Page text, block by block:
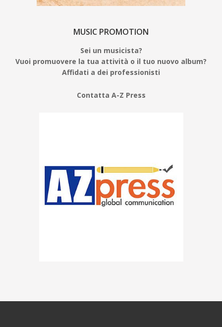
MUSIC PROMOTION
Sei un musicista?
Vuoi promuovere la tua attività o il tuo nuovo album?
Affidati a dei professionisti
Contatta A-Z Press